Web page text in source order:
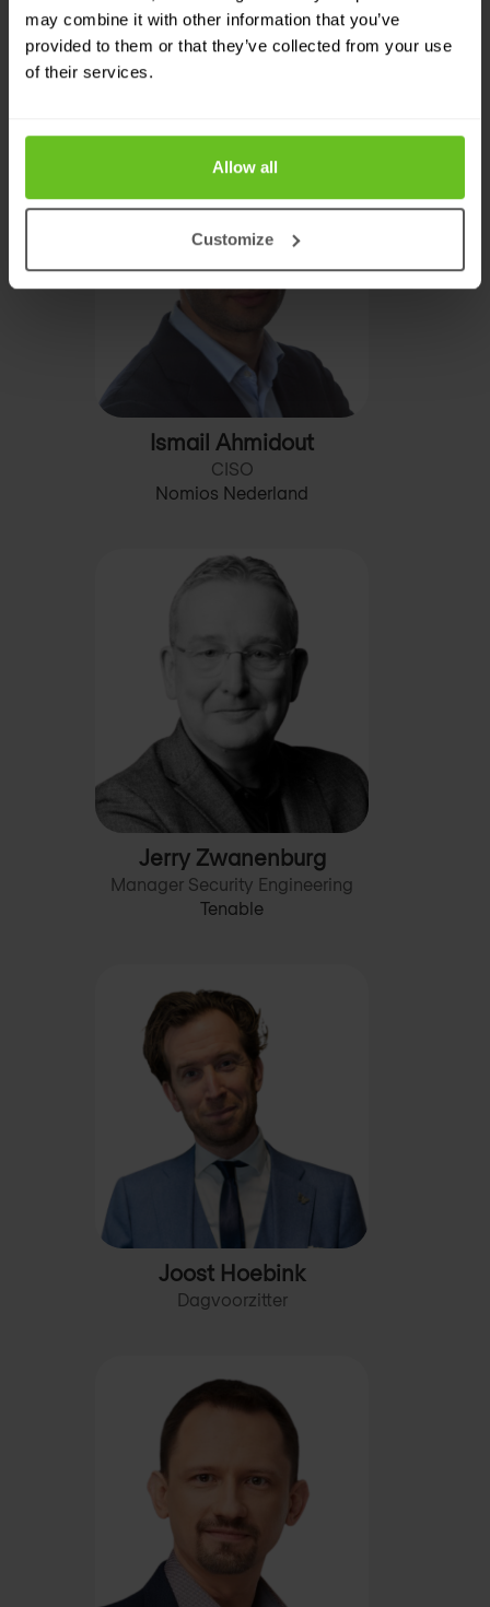
may combine it with other information that you’ve
provided to them or that they’ve collected from your use
of their services.
Allow all
Customize
Generaal (db.) Dick Berlijn
Cybercrime specialist, expert in
Ismail Ahmidout
CISO
Nomios Nederland
Jerry Zwanenburg
Manager Security Engineering
Tenable
Joost Hoebink
Dagvoorzitter